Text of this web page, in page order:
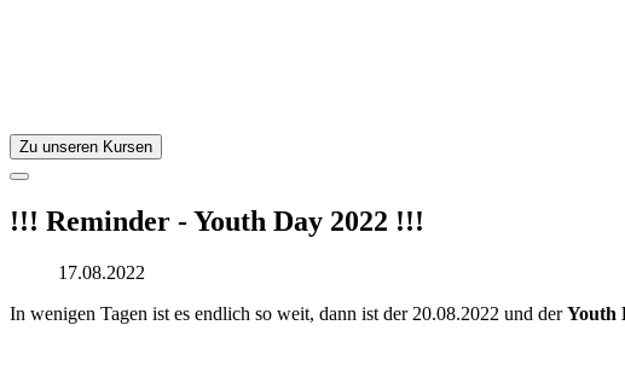
Zu unseren Kursen
!!! Reminder - Youth Day 2022 !!!
17.08.2022
In wenigen Tagen ist es endlich so weit, dann ist der 20.08.2022 und derYouth